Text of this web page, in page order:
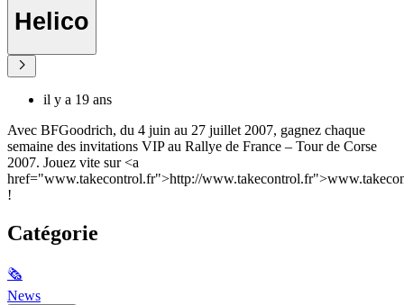
Helico
il y a 19 ans
Avec BFGoodrich, du 4 juin au 27 juillet 2007, gagnez chaque
semaine des invitations VIP au Rallye de France – Tour de Corse
2007. Jouez vite sur <a
href="www.takecontrol.fr">http://
!
Catégorie
🗞
News